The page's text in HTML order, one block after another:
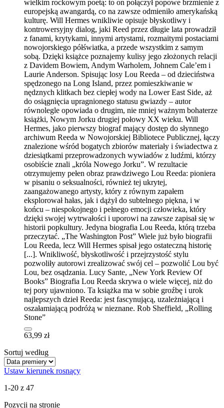
wielkim rockowym poetą: to on połączył popowe brzmienie z
europejską awangardą, co na zawsze odmieniło amerykańską
kulturę. Will Hermes wnikliwie opisuje błyskotliwy i
kontrowersyjny dialog, jaki Reed przez długie lata prowadził
z fanami, krytykami, innymi artystami, rozmaitymi postaciami
nowojorskiego półświatka, a przede wszystkim z samym
sobą. Dzięki książce poznajemy kulisy jego złożonych relacji
z Davidem Bowiem, Andym Warholem, Johnem Cale’em i
Laurie Anderson. Spisując losy Lou Reeda – od dzieciństwa
spędzonego na Long Island, przez pomieszkiwanie w
nędznych klitkach bez ciepłej wody na Lower East Side, aż
do osiągnięcia upragnionego statusu gwiazdy – autor
równolegle opowiada o drugim, nie mniej ważnym bohaterze
książki, Nowym Jorku drugiej połowy XX wieku. Will
Hermes, jako pierwszy biograf mający dostęp do słynnego
archiwum Reeda w Nowojorskiej Bibliotece Publicznej, łączy
znalezione wśród bogatych zbiorów materiały i świadectwa z
dziesiątkami przeprowadzonych wywiadów z ludźmi, którzy
osobiście znali „króla Nowego Jorku”. W rezultacie
otrzymujemy pełen obraz prawdziwego Lou Reeda: pioniera
w pisaniu o seksualności, również tej ukrytej,
zaangażowanego artysty, który z równym zapałem
eksplorował hałas, jak i dążył do subtelnego piękna, i w
końcu – niespokojnego i pełnego emocji człowieka, który
dzięki swojej wytrwałości i uporowi na zawsze zapisał się w
historii popkultury. Jedyna biografia Lou Reeda, którą trzeba
przeczytać. „The Washington Post” Wiele już było biografii
Lou Reeda, lecz Will Hermes spisał jego ostateczną historię
[...]. Wnikliwość, błyskotliwość i przejrzystość stylu
pozwoliły autorowi zrealizować swój cel – pozwolić Lou być
Lou, bez osądzania. Lucy Sante, „New York Review Of
Books” Biografia Lou Reeda skrywa o wiele więcej, niż do
tej pory ujawniono. Ta książka ma w sobie groźbę i urok
najlepszych dzieł Reeda: jest fascynującą, uzależniającą i
oszałamiającą podróżą w nieznane. Rob Sheffield, „Rolling
Stone”
63,99 zł
Sortuj według
Ustaw kierunek rosnący
1-20 z 47
Pozycji na stronie